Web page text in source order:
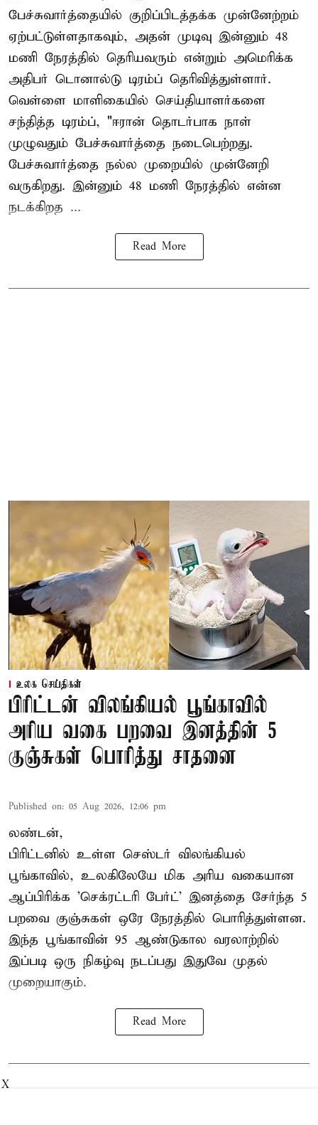
பேச்சுவார்த்தையில் குறிப்பிடத்தக்க முன்னேற்றம்
ஏற்பட்டுள்ளதாகவும், அதன் முடிவு இன்னும் 48
மணி நேரத்தில் தெரியவரும் என்றும் அமெரிக்க
அதிபர் டொனால்டு டிரம்ப் தெரிவித்துள்ளார்.
வெள்ளை மாளிகையில் செய்தியாளர்களை
சந்தித்த டிரம்ப், "ஈரான் தொடர்பாக நாள்
முழுவதும் பேச்சுவார்த்தை நடைபெற்றது.
பேச்சுவார்த்தை நல்ல முறையில் முன்னேறி
வருகிறது. இன்னும் 48 மணி நேரத்தில் என்ன
நடக்கிறத ...
Read More
உலக செய்திகள்
பிரிட்டன் விலங்கியல் பூங்காவில்
அரிய வகை பறவை இனத்தின் 5
குஞ்சுகள் பொரித்து சாதனை
Published on: 05 Aug 2026, 12:06 pm
லண்டன்,
பிரிட்டனில் உள்ள செஸ்டர் விலங்கியல்
பூங்காவில், உலகிலேயே மிக அரிய வகையான
ஆப்பிரிக்க 'செக்ரட்டரி பேர்ட்' இனத்தை சேர்ந்த 5
பறவை குஞ்சுகள் ஒரே நேரத்தில் பொரித்துள்ளன.
இந்த பூங்காவின் 95 ஆண்டுகால வரலாற்றில்
இப்படி ஒரு நிகழ்வு நடப்பது இதுவே முதல்
முறையாகும்.
Read More
X